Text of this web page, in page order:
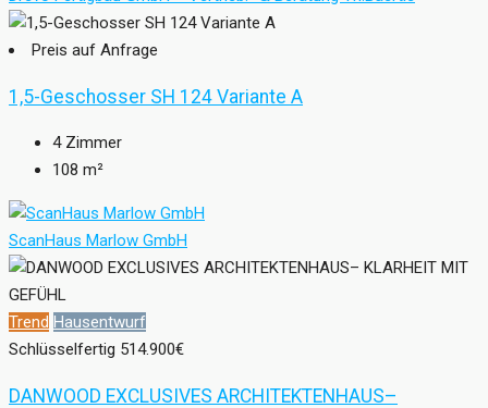
Preis auf Anfrage
1,5-Geschosser SH 124 Variante A
4 Zimmer
108 m²
ScanHaus Marlow GmbH
Trend Hausentwurf
Schlüsselfertig 514.900€
DANWOOD EXCLUSIVES ARCHITEKTENHAUS–